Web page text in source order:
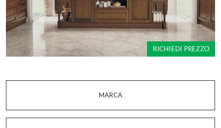
MARCA
RICHIEDI PREZZO